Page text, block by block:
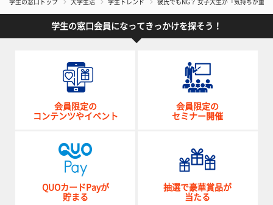
学生の窓口トップ 大学生活 学生トレンド 彼氏でもNG？ 女子大生が「気持ちが重
学生の窓口会員になってきっかけを探そう！
会員限定の
コンテンツやイベント
会員限定の
セミナー開催
QUOカードPayが
貯まる
抽選で豪華賞品が
当たる